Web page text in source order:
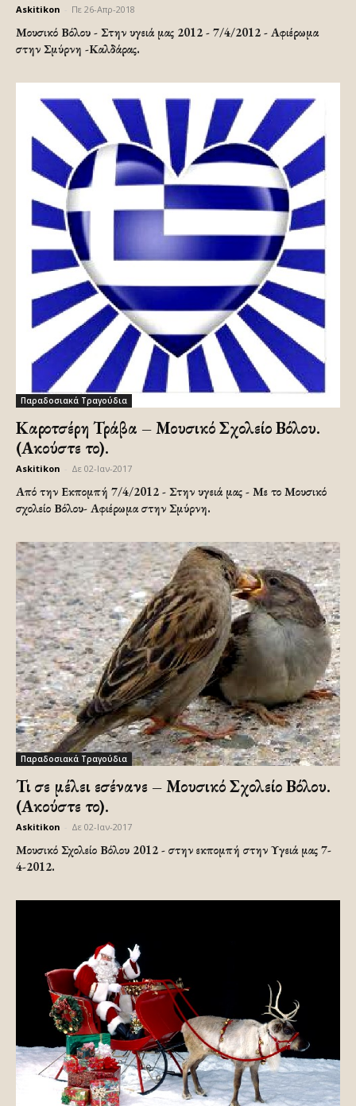
Askitikon Πε 26-Απρ-2018
Μουσικό Βόλου - Στην υγειά μας 2012 - 7/4/2012 - Αφιέρωμα
στην Σμύρνη -Καλδάρας.
Παραδοσιακά Τραγούδια
Καροτσέρη Τράβα – Μουσικό Σχολείο Βόλου.
(Ακούστε το).
Askitikon Δε 02-Ιαν-2017
Από την Εκπομπή 7/4/2012 - Στην υγειά μας - Με το Μουσικό
σχολείο Βόλου- Αφιέρωμα στην Σμύρνη.
Παραδοσιακά Τραγούδια
Τι σε μέλει εσένανε – Μουσικό Σχολείο Βόλου.
(Ακούστε το).
Askitikon Δε 02-Ιαν-2017
Μουσικό Σχολείο Βόλου 2012 - στην εκπομπή στην Υγειά μας 7-
4-2012.